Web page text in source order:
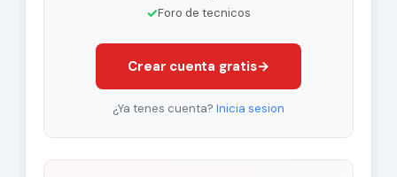
✓Foro de tecnicos
Crear cuenta gratis→
¿Ya tenes cuenta? Inicia sesion